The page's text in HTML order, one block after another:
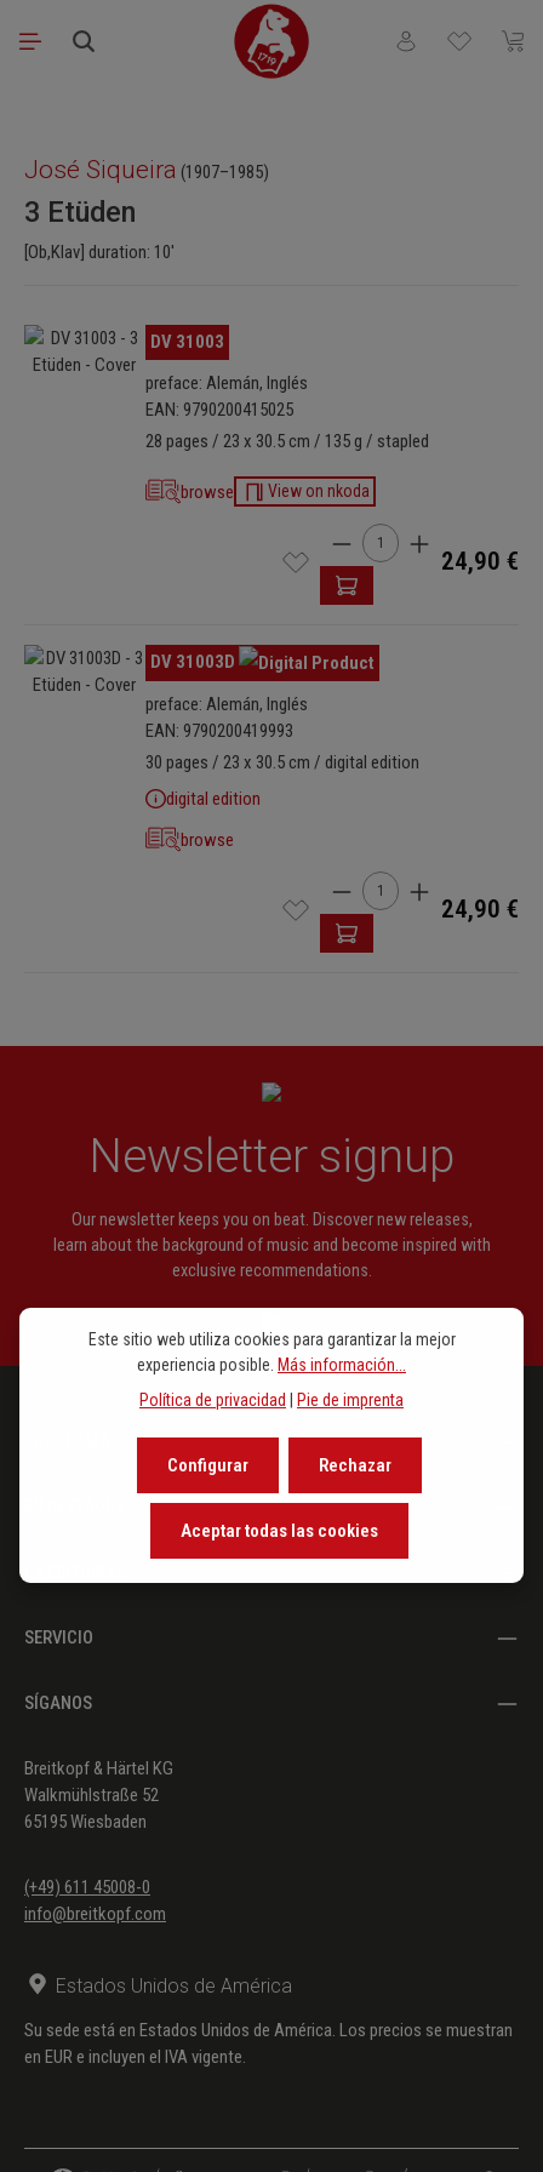
Saltar al contenido principal
Tienes 0 El
José Siqueira (1907–1985)
3 Etüden
[Ob,Klav] duration: 10′
Omitir galería de imágenes
DV 31003
preface: Alemán, Inglés
EAN: 9790200415025
28 pages / 23 x 30.5 cm / 135 g / stapled
browse View on nkoda
Cantidad del producto:
24,90 €
Omitir galería de imágenes
DV 31003D
preface: Alemán, Inglés
EAN: 9790200419993
30 pages / 23 x 30.5 cm / digital edition
digital edition
browse
Cantidad del producto:
24,90 €
Newsletter signup
Our newsletter keeps you on beat. Discover new releases,
learn about the background of music and become inspired with
exclusive recommendations.
SERVICIO
SÍGANOS
Breitkopf & Härtel KG
Walkmühlstraße 52
65195 Wiesbaden
(+49) 611 45008-0
info@breitkopf.com
Estados Unidos de América
Su sede está en Estados Unidos de América. Los precios se muestran
en EUR e incluyen el IVA vigente.
Este sitio web utiliza cookies para garantizar la mejor
experiencia posible. Más información...
Política de privacidad
Pie de imprenta
Rechazar
Configurar
Aceptar todas las cookies